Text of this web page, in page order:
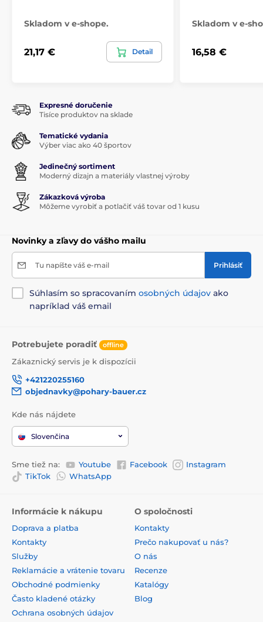
Skladom v e-shope.
21,17 € Detail
Skladom v e-
16,58 €
Expresné doručenie
Tisíce produktov na sklade
Tematické vydania
Výber viac ako 40 športov
Jedinečný sortiment
Moderný dizajn a materiály vlastnej výroby
Zákazková výroba
Môžeme vyrobiť a potlačiť váš tovar od 1 kusu
Novinky a zľavy do vášho mailu
Tu napíšte váš e-mail Prihlásiť
Súhlasím so spracovaním osobných údajov ako
napríklad váš email
Potrebujete poradiť offline
Zákaznický servis je k dispozícii
+421220255160
objednavky@pohary-bauer.cz
Kde nás nájdete
Slovenčina
Sme tiež na: Youtube Facebook
Instagram
TikTok
WhatsApp
Informácie k nákupu
Doprava a platba
Kontakty
Služby
Reklamácie a vrátenie tovaru
Obchodné podmienky
Často kladené otázky
Ochrana osobných údajov
O spoločnosti
Kontakty
Prečo nakupovať u nás?
O nás
Recenze
Katalógy
Blog